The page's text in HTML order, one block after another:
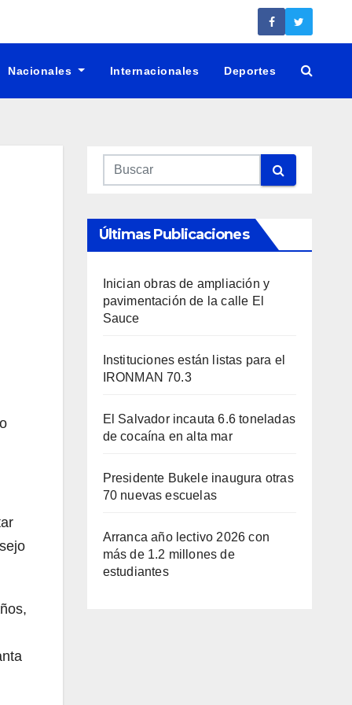
Nacionales Internacionales Deportes
Últimas Publicaciones
Inician obras de ampliación y
pavimentación de la calle El
Sauce
Instituciones están listas para el
IRONMAN 70.3
El Salvador incauta 6.6 toneladas
de cocaína en alta mar
Presidente Bukele inaugura otras
70 nuevas escuelas
Arranca año lectivo 2026 con
más de 1.2 millones de
estudiantes